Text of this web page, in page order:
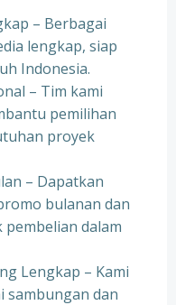
– Berbagai
lengkap, siap
Indonesia.
– Tim kami
pemilihan
proyek
– Dapatkan
bulanan dan
dalam
Lengkap – Kami
sambungan dan